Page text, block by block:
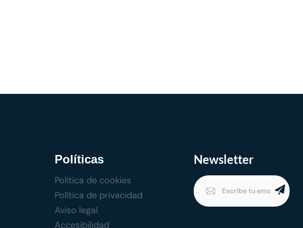
Políticas
Política de cookies
Política de privacidad
Aviso legal
Accesibilidad
Newsletter